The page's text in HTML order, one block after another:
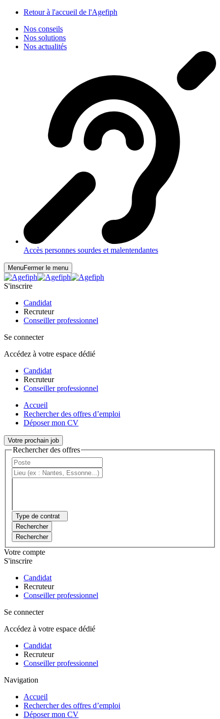
Retour à l'accueil de l'Agefiph
Nos conseils
Nos solutions
Nos actualités
Accès personnes sourdes et malentendantes
MenuFermer le menu
S'inscrire
Candidat
Recruteur
Conseiller professionnel
Se connecter
Accédez à votre espace dédié
Candidat
Recruteur
Conseiller professionnel
Accueil
Rechercher des offres d’emploi
Déposer mon CV
Votre prochain job
Rechercher des offres
Type de contrat
Rechercher
Rechercher
Votre compte
S'inscrire
Candidat
Recruteur
Conseiller professionnel
Se connecter
Accédez à votre espace dédié
Candidat
Recruteur
Conseiller professionnel
Navigation
Accueil
Rechercher des offres d’emploi
Déposer mon CV